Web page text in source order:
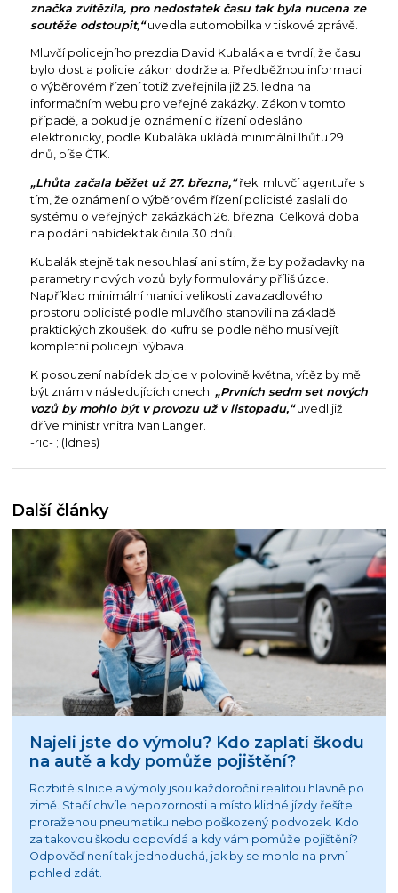
značka zvítězila, pro nedostatek času tak byla nucena ze
soutěže odstoupit,“uvedla automobilka v tiskové zprávě.
Mluvčí policejního prezdia David Kubalák ale tvrdí, že času
bylo dost a policie zákon dodržela. Předběžnou informaci
o výběrovém řízení totiž zveřejnila již 25. ledna na
informačním webu pro veřejné zakázky. Zákon v tomto
případě, a pokud je oznámení o řízení odesláno
elektronicky, podle Kubaláka ukládá minimální lhůtu 29
dnů, píše ČTK.
„Lhůta začala běžet už 27. března,“řekl mluvčí agentuře s
tím, že oznámení o výběrovém řízení policisté zaslali do
systému o veřejných zakázkách 26. března. Celková doba
na podání nabídek tak činila 30 dnů.
Kubalák stejně tak nesouhlasí ani s tím, že by požadavky na
parametry nových vozů byly formulovány příliš úzce.
Například minimální hranici velikosti zavazadlového
prostoru policisté podle mluvčího stanovili na základě
praktických zkoušek, do kufru se podle něho musí vejít
kompletní policejní výbava.
K posouzení nabídek dojde v polovině května, vítěz by měl
být znám v následujících dnech. „Prvních sedm set nových
vozů by mohlo být v provozu už v listopadu,“uvedl již
dříve ministr vnitra Ivan Langer.
-ric- ; (Idnes)
Další články
Najeli jste do výmolu? Kdo zaplatí škodu
na autě a kdy pomůže pojištění?
Rozbité silnice a výmoly jsou každoroční realitou hlavně po
zimě. Stačí chvíle nepozornosti a místo klidné jízdy řešíte
proraženou pneumatiku nebo poškozený podvozek. Kdo
za takovou škodu odpovídá a kdy vám pomůže pojištění?
Odpověď není tak jednoduchá, jak by se mohlo na první
pohled zdát.